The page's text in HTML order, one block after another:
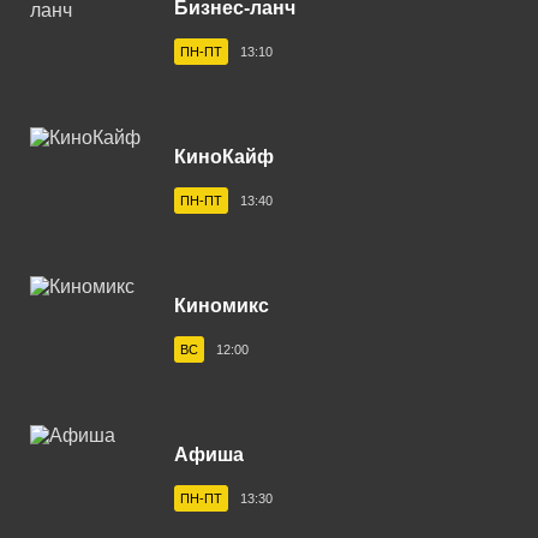
Владимир 102.9 FM
Волгоград 100.6 FM
Волгодонск 100.3 FM
Волхов 107.2 FM
Воркута 102.2 FM
Воткинск 94.1 FM
Вуктыл 100.3 FM
Бизнес-ланч
ПН-ПТ 13:10
КиноКайф
ПН-ПТ 13:40
Киномикс
ВС 12:00
Афиша
ПН-ПТ 13:30